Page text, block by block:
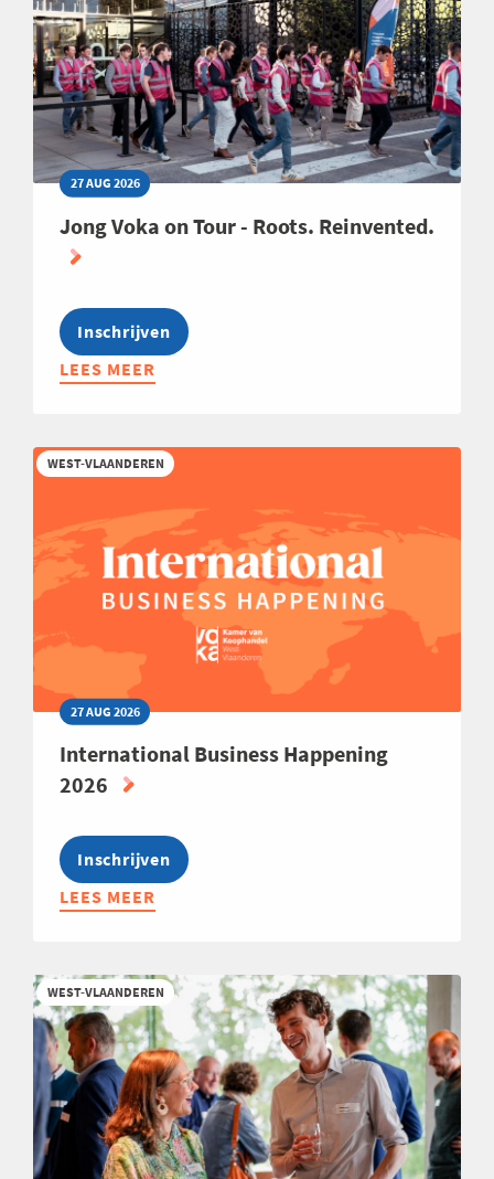
27 AUG 2026
Jong Voka on Tour - Roots. Reinvented.
Inschrijven
LEES MEER
ABOUT
ON
TOUR
ROOTS.
REINVENTED.
WEST-VLAANDEREN
27 AUG 2026
International Business Happening
2026
Inschrijven
LEES MEER
ABOUT
HAPPENING
2026
WEST-VLAANDEREN